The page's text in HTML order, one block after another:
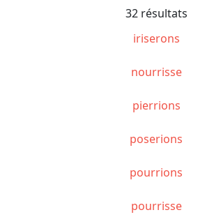
32 résultats
iriserons
nourrisse
pierrions
poserions
pourrions
pourrisse